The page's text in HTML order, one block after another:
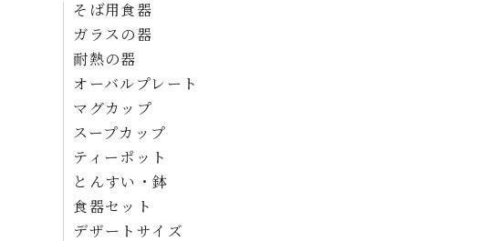
そば用食器
ガラスの器
耐熱の器
オーバルプレート
マグカップ
スープカップ
ティーポット
とんすい・鉢
食器セット
デザートサイズ